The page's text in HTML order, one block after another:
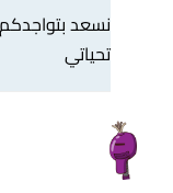
نسعد بتواجدكم
تحياتي